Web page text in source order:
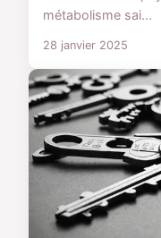
métabolisme sai...
28 janvier 2025